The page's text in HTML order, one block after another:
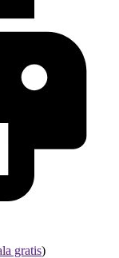
gratis)